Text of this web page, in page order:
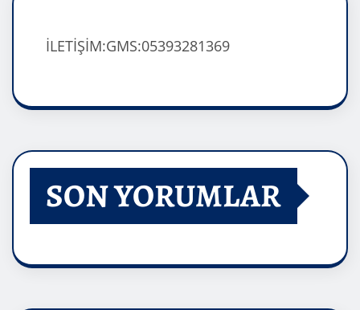
İLETİŞİM:GMS:05393281369
SON YORUMLAR